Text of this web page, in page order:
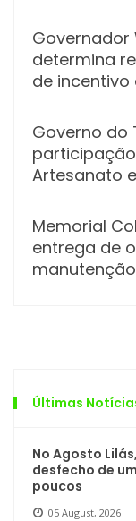
Governador
determina
de
Governo do
participação
Artesanato
Memorial
entrega de
manutenção
Últimas
No Agosto
desfecho de
poucos
05 August, 2026